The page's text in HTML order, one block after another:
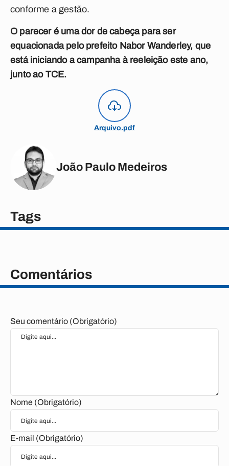
conforme a gestão.
O parecer é uma dor de cabeça para ser
equacionada pelo prefeito Nabor Wanderley, que
está iniciando a campanha à reeleição este ano,
junto ao TCE.
Arquivo.pdf
João Paulo Medeiros
Tags
Comentários
Seu comentário (Obrigatório)
Nome (Obrigatório)
E-mail (Obrigatório)